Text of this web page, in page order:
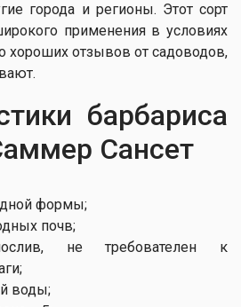
города и регионы. Этот сорт
применения в условиях
хороших отзывов от садоводов,
барбариса
Сансет
формы;
почв;
не требователен к
воды;